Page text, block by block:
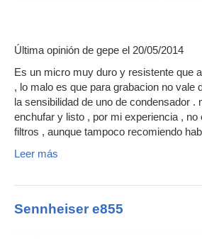
Última opinión de gepe el 20/05/2014
Es un micro muy duro y resistente que
, lo malo es que para grabacion no vale
la sensibilidad de uno de condensador .
enchufar y listo , por mi experiencia , no
filtros , aunque tampoco recomiendo
Leer más
Sennheiser e855